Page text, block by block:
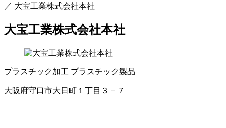
／ 大宝工業株式会社本社
大宝工業株式会社本社
プラスチック加工 プラスチック製品
大阪府守口市大日町１丁目３－７